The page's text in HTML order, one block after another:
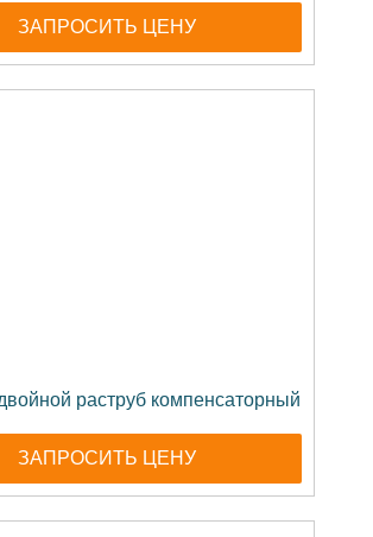
ЗАПРОСИТЬ ЦЕНУ
раструб компенсаторный
ЗАПРОСИТЬ ЦЕНУ